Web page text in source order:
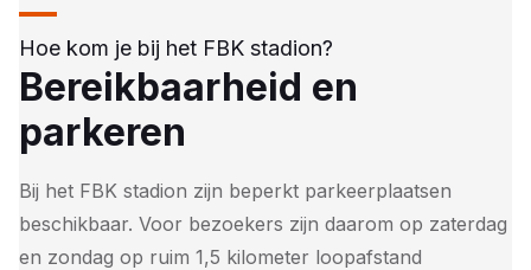
Hoe kom je bij het FBK stadion?
Bereikbaarheid en
parkeren
Bij het FBK stadion zijn beperkt parkeerplaatsen
beschikbaar. Voor bezoekers zijn daarom op zaterdag
en zondag op ruim 1,5 kilometer loopafstand